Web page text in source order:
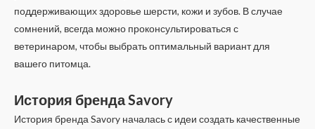
поддерживающих здоровье шерсти, кожи и зубов. В случае
сомнений, всегда можно проконсультироваться с
ветеринаром, чтобы выбрать оптимальный вариант для
вашего питомца.
История бренда Savory
История бренда Savory началась с идеи создать качественные